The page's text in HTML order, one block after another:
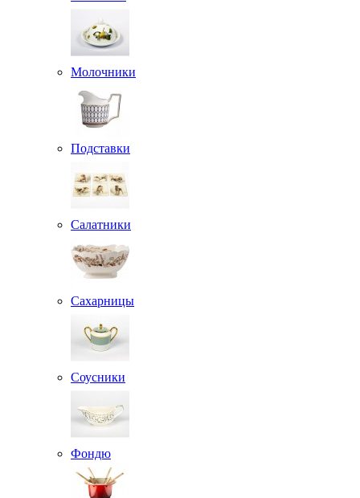
Молочники
Подставки
Салатники
Сахарницы
Соусники
Фондю